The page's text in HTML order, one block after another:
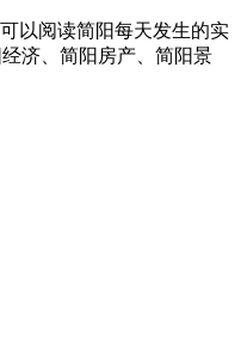
以阅读简阳每天发生的实
济、简阳房产、简阳景